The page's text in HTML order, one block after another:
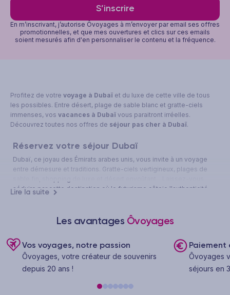
S’inscrire
En m’inscrivant, j’autorise Ôvoyages à m’envoyer par email ses offres
promotionnelles, et que mes ouvertures et clics sur ces emails
soient mesurés afin d'en personnaliser le contenu et la fréquence.
Profitez de votre voyage à Dubaï et du luxe de cette ville de tous
les possibles. Entre désert, plage de sable blanc et gratte-ciels
immenses, vos vacances à Dubaï vous paraitront irréelles.
Découvrez toutes nos offres de séjour pas cher à Dubaï.
Réservez votre séjour Dubaï
Dubaï, ce joyau des Émirats arabes unis, vous invite à un voyage
entre démesure et traditions. Gratte-ciels vertigineux, plages de
séduire par cette destination où le futurisme côtoie l'authenticité
Dubaï : entre modernité futuriste et traditions
ancestrales
Destination phare du Moyen-Orient, Dubaï incarne à la perfection la
rencontre entre un passé préservé et un futur déjà présent. Cette
métropole des superlatifs, située sur les rives du golfe Persique,
d'un modeste village de pêcheurs à une ville ultramoderne qui
Lire la suite
Les avantages Ôvoyages
Vos voyages, notre passion
Ôvoyages, votre créateur de souvenirs
depuis 20 ans !
Paiement
Ôvoyages
séjours en